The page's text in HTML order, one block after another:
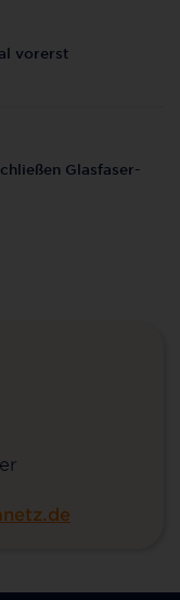
vorerst
Glasfaser-